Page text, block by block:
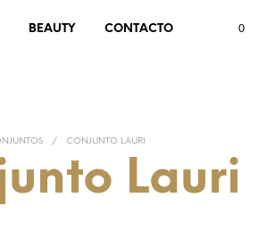
BEAUTY CONTACTO 0
/ CONJUNTO LAURI
Lauri